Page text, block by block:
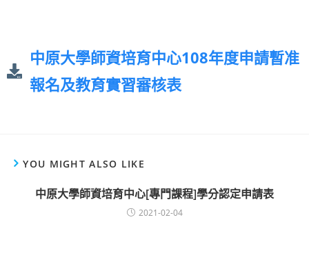
中原大學師資培育中心108年度申請暫准
報名及教育實習審核表
YOU MIGHT ALSO LIKE
中原大學師資培育中心[專門課程]學分認定申請表
2021-02-04